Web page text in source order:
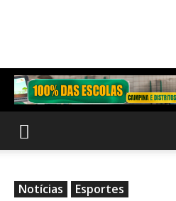
Notícias Esportes